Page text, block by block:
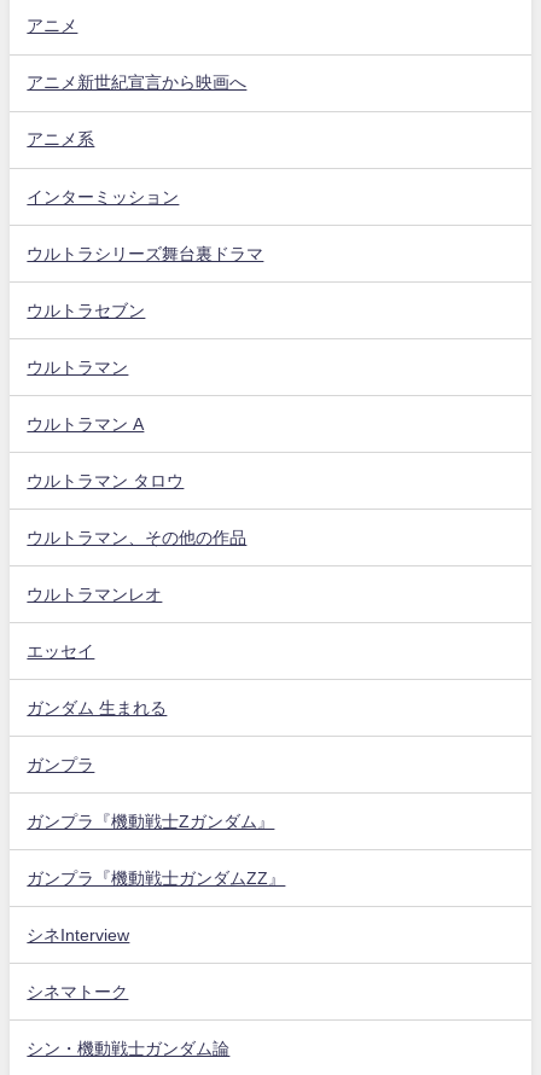
アニメ
アニメ新世紀宣言から映画へ
アニメ系
インターミッション
ウルトラシリーズ舞台裏ドラマ
ウルトラセブン
ウルトラマン
ウルトラマン A
ウルトラマン タロウ
ウルトラマン、その他の作品
ウルトラマンレオ
エッセイ
ガンダム 生まれる
ガンプラ
ガンプラ『機動戦士Zガンダム』
ガンプラ『機動戦士ガンダムZZ』
シネInterview
シネマトーク
シン・機動戦士ガンダム論